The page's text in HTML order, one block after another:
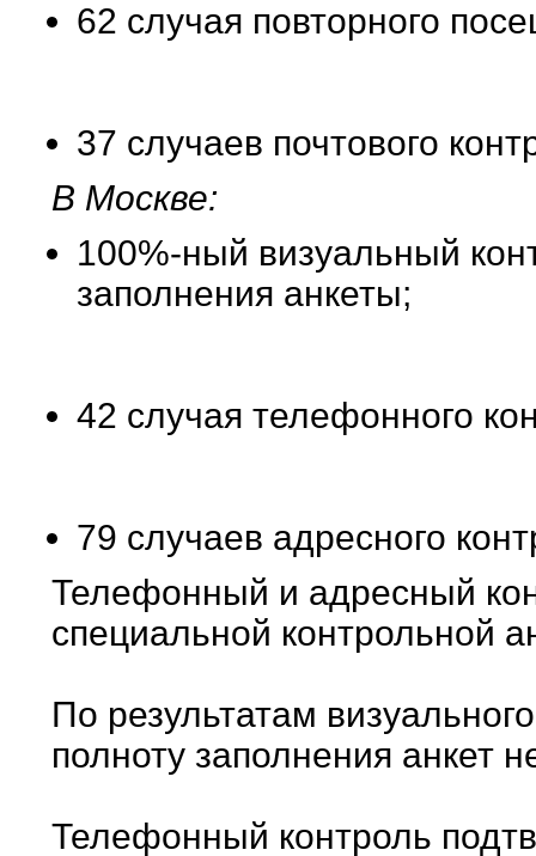
62 случая повторного
37 случаев почтового
В Москве:
100%-ный визуальный
заполнения анкеты;
42 случая телефонного
79 случаев адресного
Телефонный и адресный
специальной контрольной
По результатам
полноту заполнения анкет
Телефонный контроль